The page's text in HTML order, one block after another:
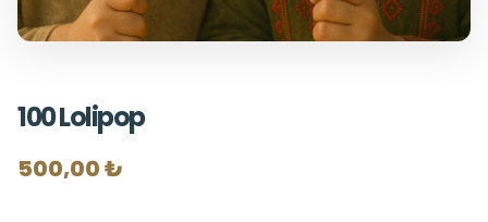
100 Lolipop
500,00 ₺